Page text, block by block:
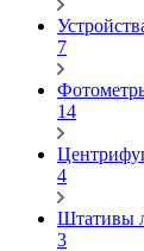
7
14
4
Штативы
3